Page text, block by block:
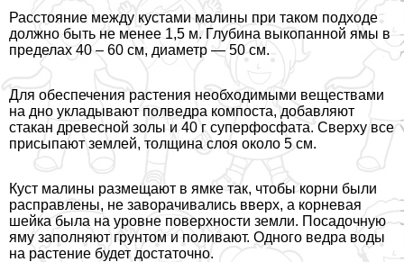
Расстояние между кустами малины при таком подходе
должно быть не менее 1,5 м. Глубина выкопанной ямы в
пределах 40 – 60 см, диаметр — 50 см.
Для обеспечения растения необходимыми веществами
на дно укладывают полведра компоста, добавляют
стакан древесной золы и 40 г суперфосфата. Сверху все
присыпают землей, толщина слоя около 5 см.
Куст малины размещают в ямке так, чтобы корни были
расправлены, не заворачивались вверх, а корневая
шейка была на уровне поверхности земли. Посадочную
яму заполняют грунтом и поливают. Одного ведра воды
на растение будет достаточно.